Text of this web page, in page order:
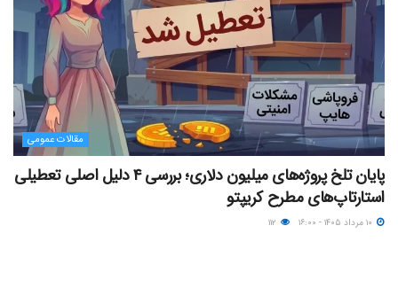
مقالات عمومی
پایان تلخ پروژه‌های میلیون دلاری؛ بررسی ۴ دلیل اصلی تعطیلی
استارتاپ‌های مطرح کریپتو